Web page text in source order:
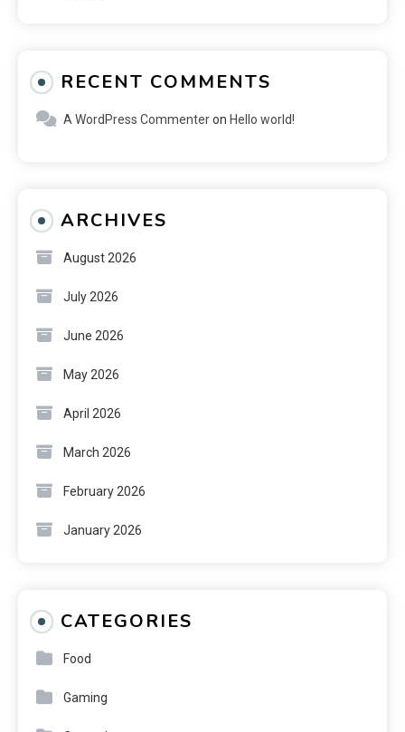
RECENT COMMENTS
A WordPress Commenteron Hello world!
ARCHIVES
August 2026
July 2026
June 2026
May 2026
April 2026
March 2026
February 2026
January 2026
CATEGORIES
Food
Gaming